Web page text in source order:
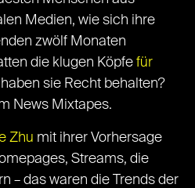
Medien, wie sich ihre
zwölf Monaten
die klugen Köpfe für
sie Recht behalten?
News Mixtapes.
Zhu mit ihrer Vorhersage
Streams, die
– das waren die Trends der